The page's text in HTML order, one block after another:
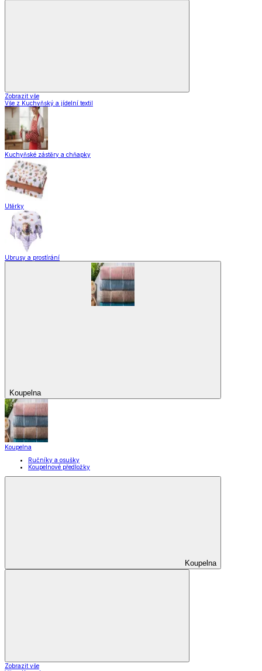
Zobrazit vše
Vše z Kuchyňský a jídelní textil
Kuchyňské zástěry a chňapky
Utěrky
Ubrusy a prostírání
Koupelna
Koupelna
Ručníky a osušky
Koupelnové předložky
Koupelna
Zobrazit vše